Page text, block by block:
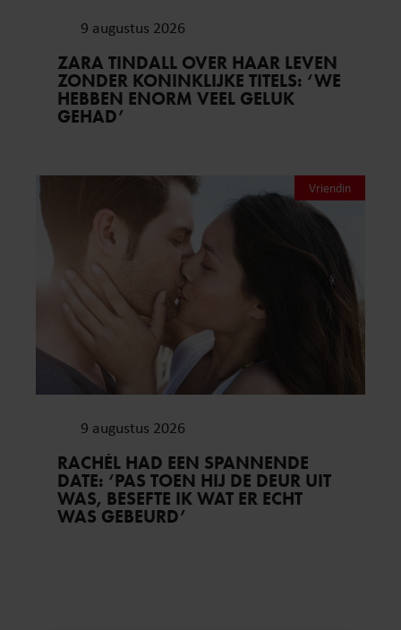
9 augustus 2026
ZARA TINDALL OVER HAAR LEVEN
ZONDER KONINKLIJKE TITELS: ‘WE
HEBBEN ENORM VEEL GELUK
GEHAD’
Vriendin
9 augustus 2026
RACHÉL HAD EEN SPANNENDE
DATE: ‘PAS TOEN HIJ DE DEUR UIT
WAS, BESEFTE IK WAT ER ECHT
WAS GEBEURD’